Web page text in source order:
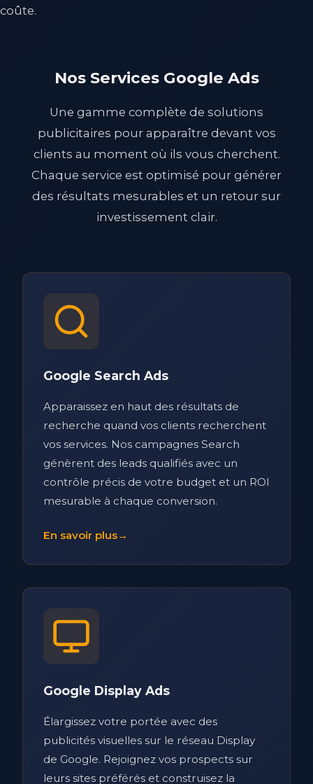
coûte.
Nos Services Google Ads
Une gamme complète de solutions
publicitaires pour apparaître devant vos
clients au moment où ils vous cherchent.
Chaque service est optimisé pour générer
des résultats mesurables et un retour sur
investissement clair.
Google Search Ads
Apparaissez en haut des résultats de
recherche quand vos clients recherchent
vos services. Nos campagnes Search
génèrent des leads qualifiés avec un
contrôle précis de votre budget et un ROI
mesurable à chaque conversion.
En savoir plus→
Google Display Ads
Élargissez votre portée avec des
publicités visuelles sur le réseau Display
de Google. Rejoignez vos prospects sur
leurs sites préférés et construisez la